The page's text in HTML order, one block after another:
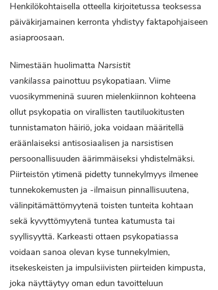
Henkilökohtaisella otteella kirjoitetussa teoksessa
päiväkirjamainen kerronta yhdistyy faktapohjaiseen
asiaproosaan.
Nimestään huolimatta Narsistit
vankilassa painottuu psykopatiaan. Viime
vuosikymmeninä suuren mielenkiinnon kohteena
ollut psykopatia on virallisten tautiluokitusten
tunnistamaton häiriö, joka voidaan määritellä
eräänlaiseksi antisosiaalisen ja narsistisen
persoonallisuuden äärimmäiseksi yhdistelmäksi.
Piirteistön ytimenä pidetty tunnekylmyys ilmenee
tunnekokemusten ja -ilmaisun pinnallisuutena,
välinpitämättömyytenä toisten tunteita kohtaan
sekä kyvyttömyytenä tuntea katumusta tai
syyllisyyttä. Karkeasti ottaen psykopatiassa
voidaan sanoa olevan kyse tunnekylmien,
itsekeskeisten ja impulsiivisten piirteiden kimpusta,
joka näyttäytyy oman edun tavoitteluun